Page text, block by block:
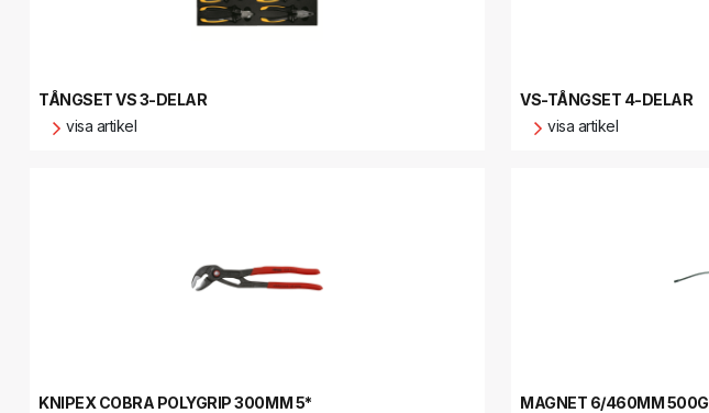
TÅNGSET VS 3-DELAR
visa artikel
VS-TÅNGSET 4-DELAR
visa artikel
KNIPEX COBRA POLYGRIP 300MM 5*
MAGNET 6/460MM 500G